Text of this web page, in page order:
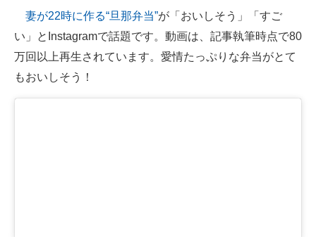
ITの今と未来を見通す
スマホと通信の最新トレンド
進化するPCとデバイスの未来
妻が22時に作る“旦那弁当”が「おいしそう」「すご
い」とInstagramで話題です。動画は、記事執筆時点で80
万回以上再生されています。愛情たっぷりな弁当がとて
もおいしそう！